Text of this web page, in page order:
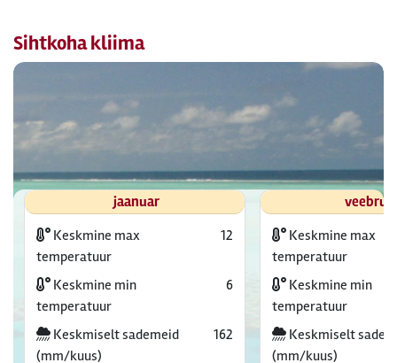
Sihtkoha kliima
jaanuar
Keskmine max
temperatuur
12
Keskmine min
temperatuur
6
Keskmiselt sademeid
(mm/kuus)
162
Keskmine max
temperatuur
Keskmine min
temperatuur
Keskmiselt
(mm/kuus)